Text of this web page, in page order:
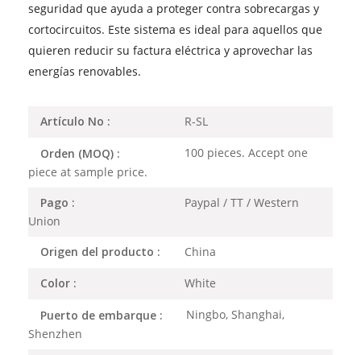
seguridad que ayuda a proteger contra sobrecargas y
cortocircuitos. Este sistema es ideal para aquellos que
quieren reducir su factura eléctrica y aprovechar las
energías renovables.
Artículo No : R-SL
Orden (MOQ) :
100 pieces. Accept one
piece at sample price.
Pago :
Paypal / TT / Western
Union
Origen del producto : China
Color : White
Puerto de embarque :
Ningbo, Shanghai,
Shenzhen